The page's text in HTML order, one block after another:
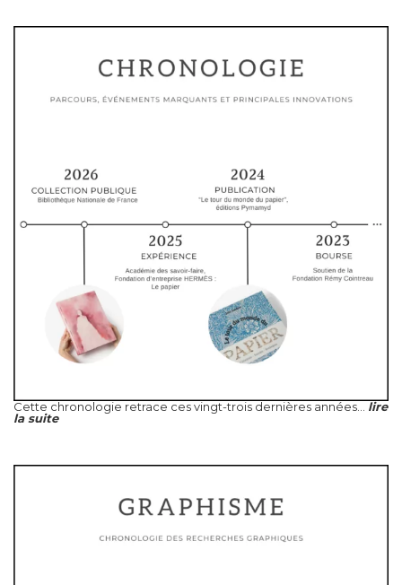
Cette chronologie retrace ces vingt-trois dernières années... lire
la suite